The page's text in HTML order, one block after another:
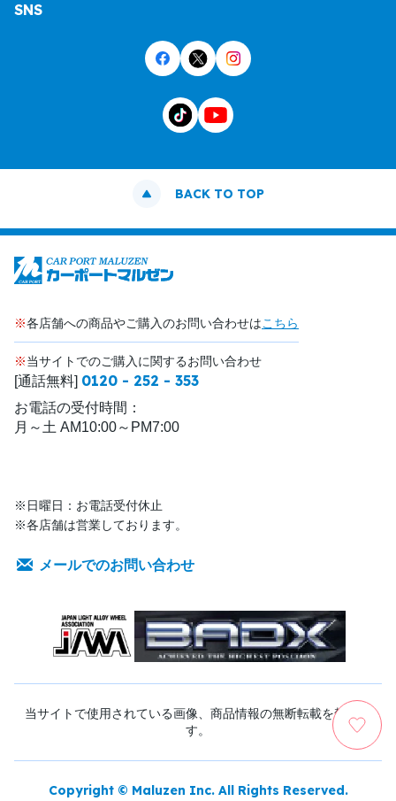
SNS
BACK TO TOP
※各店舗への商品やご購入のお問い合わせはこちら
※当サイトでのご購入に関するお問い合わせ
[通話無料] 0120 - 252 - 353
お電話の受付時間：
月～土 AM10:00～PM7:00
※日曜日：お電話受付休止
※各店舗は営業しております。
メールでのお問い合わせ
当サイトで使用されている画像、商品情報の無断転載を禁じま
す。
Copyright © Maluzen Inc. All Rights Reserved.